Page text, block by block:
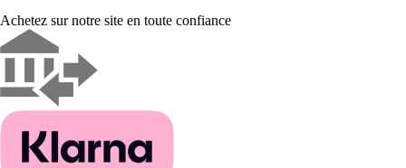
Achetez sur notre site en toute confiance